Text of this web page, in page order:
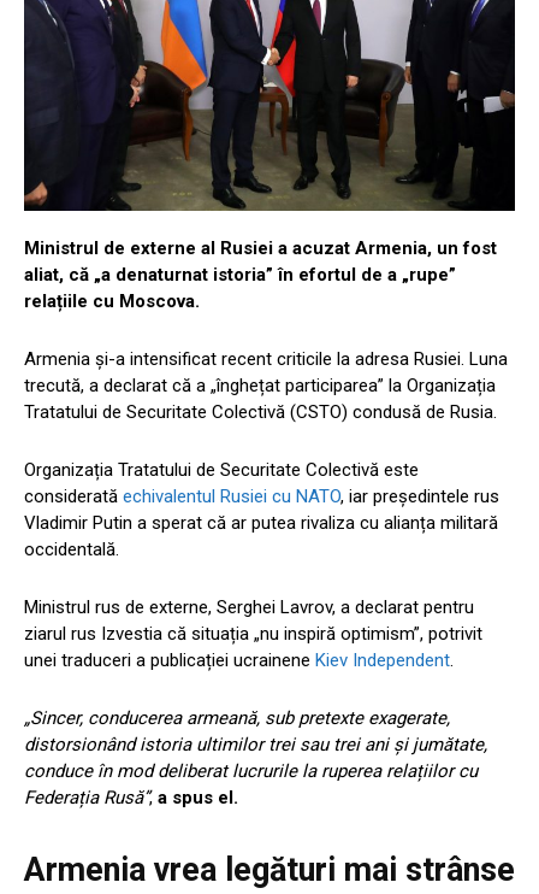
Ministrul de externe al Rusiei a acuzat Armenia, un fost
aliat, că „a denaturnat istoria” în efortul de a „rupe”
relațiile cu Moscova.
Armenia și-a intensificat recent criticile la adresa Rusiei. Luna
trecută, a declarat că a „înghețat participarea” la Organizația
Tratatului de Securitate Colectivă (CSTO) condusă de Rusia.
Organizația Tratatului de Securitate Colectivă este
considerată echivalentul Rusiei cu NATO, iar președintele rus
Vladimir Putin a sperat că ar putea rivaliza cu alianța militară
occidentală.
Ministrul rus de externe, Serghei Lavrov, a declarat pentru
ziarul rus Izvestia că situația „nu inspiră optimism”, potrivit
unei traduceri a publicației ucrainene Kiev Independent.
„Sincer, conducerea armeană, sub pretexte exagerate,
distorsionând istoria ultimilor trei sau trei ani și jumătate,
conduce în mod deliberat lucrurile la ruperea relațiilor cu
Federația Rusă”, a spus el.
Armenia vrea legături mai strânse